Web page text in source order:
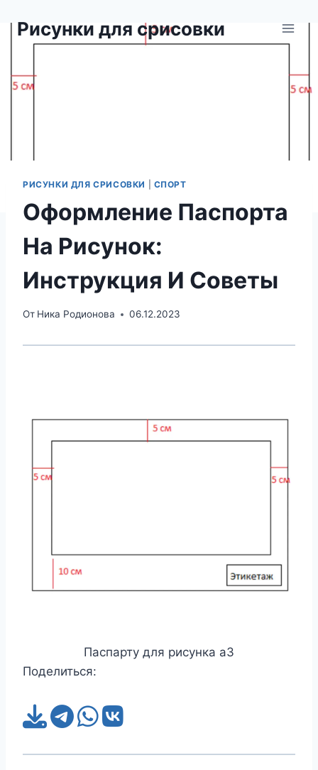
содержимому
Рисунки для срисовки
РИСУНКИ ДЛЯ СРИСОВКИ СПОРТ
Оформление Паспорта
На Рисунок:
Инструкция И Советы
От Ника Родионова 06.12.2023
Паспарту для рисунка а3
Поделиться: